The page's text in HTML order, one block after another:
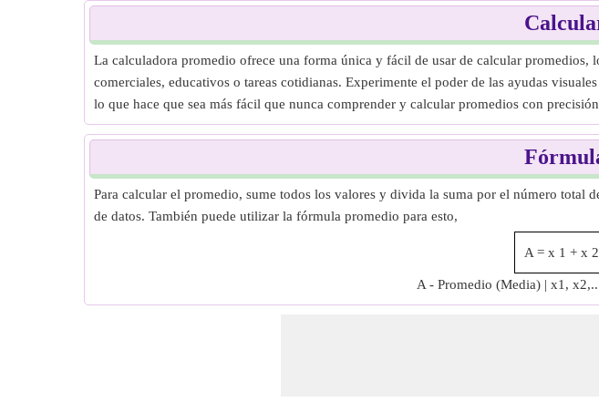
La calculadora promedio ofrece una forma única y fácil de usar de calcular
comerciales, educativos o tareas cotidianas. Experimente el poder de las ayudas
lo que hace que sea más fácil que nunca comprender y calcular promedios con
Para calcular el promedio, sume todos los valores y divida la suma por el número total
de datos. También puede utilizar la fórmula promedio para esto,
A = x 1 + x 2
A - Promedio (Media) | x1,